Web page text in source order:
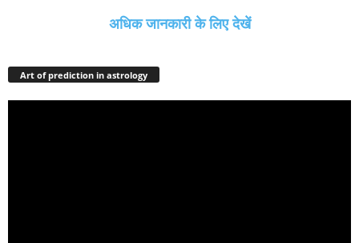
अधिक जानकारी के लिए देखें
Art of prediction in astrology